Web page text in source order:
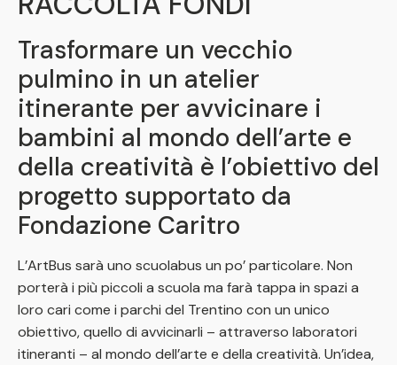
Trasformare un vecchio
pulmino in un atelier
itinerante per avvicinare i
bambini al mondo dell’arte e
della creatività è l’obiettivo del
progetto supportato da
Fondazione Caritro
L’ArtBus sarà uno scuolabus un po’ particolare. Non
porterà i più piccoli a scuola ma farà tappa in spazi a
loro cari come i parchi del Trentino con un unico
obiettivo, quello di avvicinarli – attraverso laboratori
itineranti – al mondo dell’arte e della creatività. Un’idea,